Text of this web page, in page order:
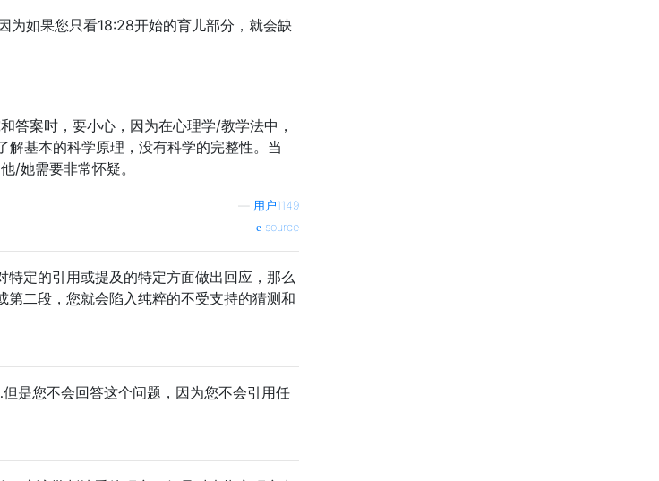
如果您只看18:28开始的育儿部分，就会缺
答案时，要小心，因为在心理学/教学法中，
解基本的科学原理，没有科学的完整性。当
/她需要非常怀疑。
用户1149
source
定的引用或提及的特定方面做出回应，那么
二段，您就会陷入纯粹的不受支持的猜测和
是您不会回答这个问题，因为您不会引用任